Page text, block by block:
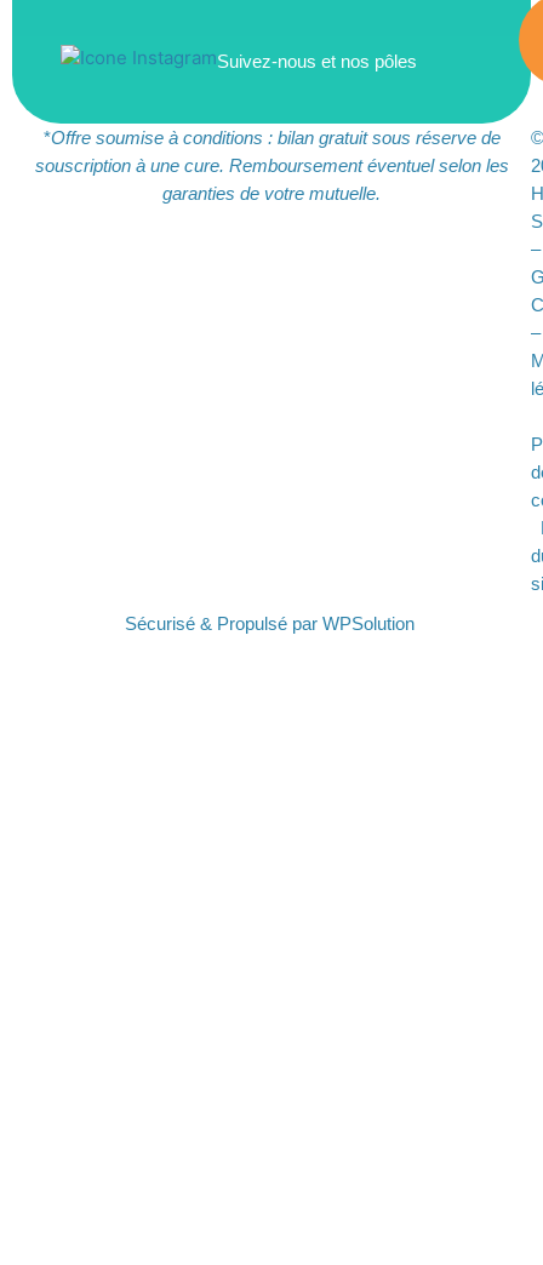
Suivez-nous et nos pôles
*Offre soumise à conditions : bilan gratuit sous réserve de
souscription à une cure. Remboursement éventuel selon les
garanties de votre mutuelle.
©
–
–
Sécurisé & Propulsé par WPSolution